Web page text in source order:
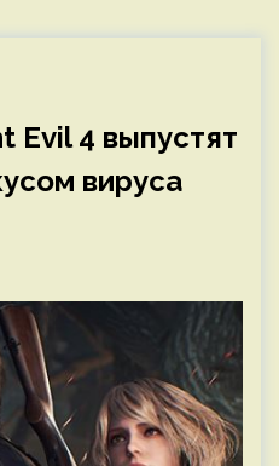
Evil 4 выпустят
вируса